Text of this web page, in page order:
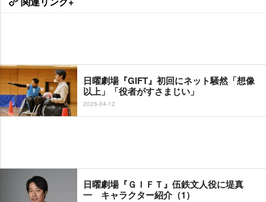
日曜劇場『GIFT』初回にネット騒然「想像
以上」「役者がすさまじい」
2026-04-12
日曜劇場『ＧＩＦＴ』伍鉄文人役に堤真
一 キャラクター紹介（1）